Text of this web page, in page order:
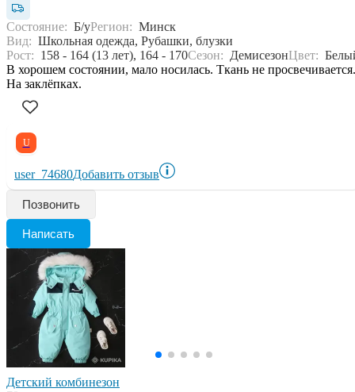
Состояние: Б/уРегион: Минск
Вид: Школьная одежда, Рубашки, блузки
Рост: 158 - 164 (13 лет), 164 - 170Сезон: ДемисезонЦвет:
В хорошем состоянии, мало носилась. Ткань не просвечивается.
На заклёпках.
U
user_74680Добавить отзыв
Позвонить
Написать
Детский комбинезон